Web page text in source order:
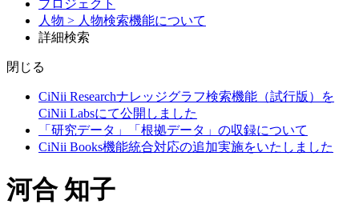
プロジェクト
人物 > 人物検索機能について
詳細検索
閉じる
CiNii Researchナレッジグラフ検索機能（試行版）を
CiNii Labsにて公開しました
「研究データ」「根拠データ」の収録について
CiNii Books機能統合対応の追加実施をいたしました
河合 知子